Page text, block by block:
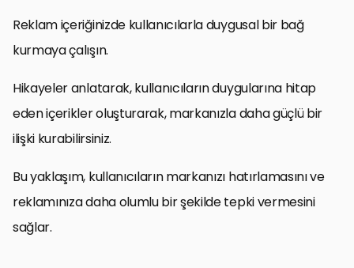
Reklam içeriğinizde kullanıcılarla duygusal bir bağ
kurmaya çalışın.
Hikayeler anlatarak, kullanıcıların duygularına hitap
eden içerikler oluşturarak, markanızla daha güçlü bir
ilişki kurabilirsiniz.
Bu yaklaşım, kullanıcıların markanızı hatırlamasını ve
reklamınıza daha olumlu bir şekilde tepki vermesini
sağlar.